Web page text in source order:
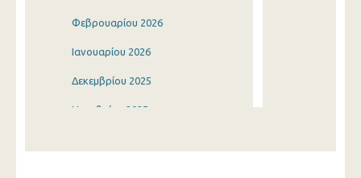
Φεβρουαρίου 2026
Ιανουαρίου 2026
Δεκεμβρίου 2025
Νοεμβρίου 2025